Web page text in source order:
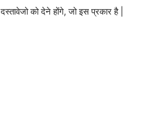
को देने होंगे, जो इस प्रकार है |